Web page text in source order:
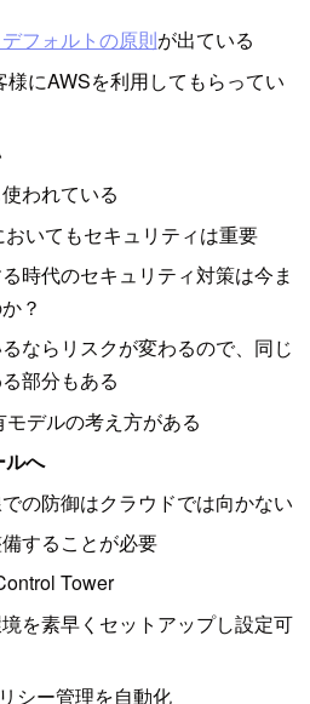
フォルトの原則が出ている
にAWSを利用してもらってい
われている
いてもセキュリティは重要
時代のセキュリティ対策は今ま
？
ならリスクが変わるので、同じ
部分もある
デルの考え方がある
ルへ
の防御はクラウドでは向かない
することが必要
Tower
を素早くセットアップし設定可
シー管理を自動化